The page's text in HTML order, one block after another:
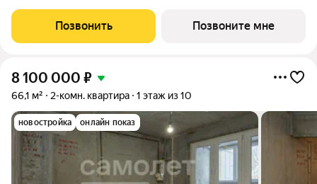
расположение 18 минут пешком до станции метро «Потапово»
и 12 минут на машине до
Позвонить Позвоните мне
8 100 000 ₽
66,1 м² 2-комн. квартира 1 этаж из 10
новостройка онлайн показ